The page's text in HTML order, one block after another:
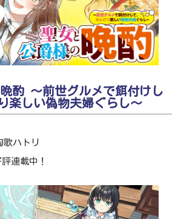
酌 ～前世グルメで餌付けし
楽しい偽物夫婦ぐらし～
歌ハトリ
連載中！